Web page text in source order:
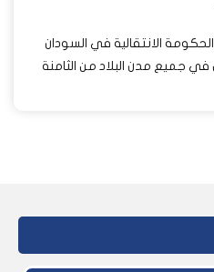
مارس 2020 أعلنت الحكومة الانتقالية في السودان
في جميع مدن البلاد من الثامنة